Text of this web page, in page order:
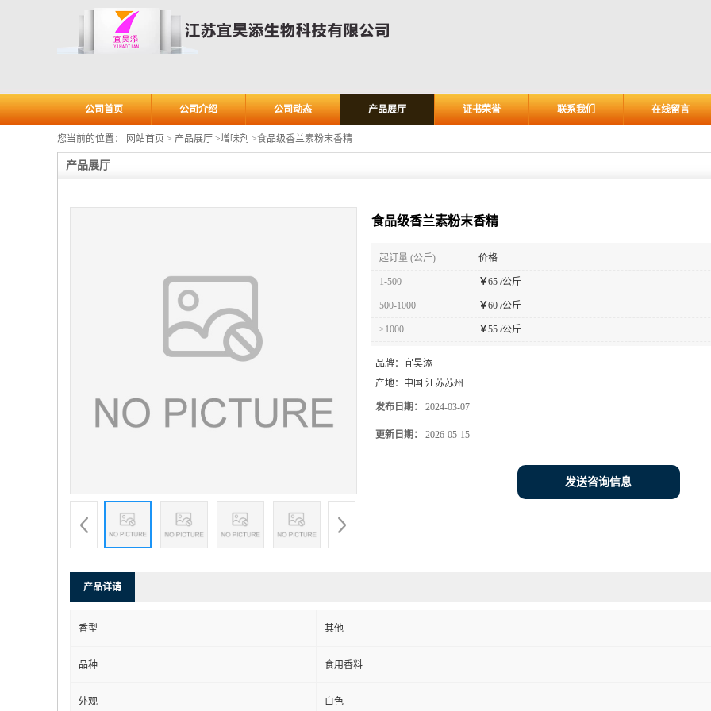
公司首页 公司介绍 公司动态 产品展厅 证书荣誉 联系我们 在线留言
您当前的位置： 网站首页 > 产品展厅 >增味剂 >食品级香兰素粉末香精
产品展厅
食品级香兰素粉末香精
起订量 (公斤) 价格
1-500 ￥65 /公斤
500-1000 ￥60 /公斤
≥1000 ￥55 /公斤
品牌： 宜昊添
产地： 中国 江苏苏州
发布日期： 2024-03-07
更新日期： 2026-05-15
发送咨询信息
产品详请
香型 其他
品种 食用香料
外观 白色